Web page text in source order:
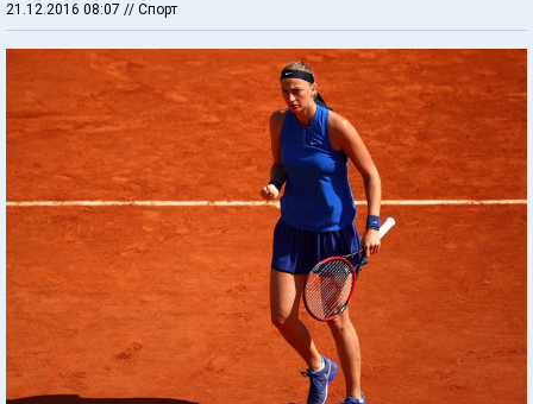
21.12.2016 08:07 // Спорт